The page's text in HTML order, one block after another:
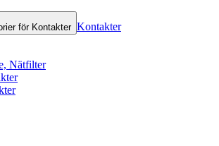
för Kontakter Kontakter
Nätfilter